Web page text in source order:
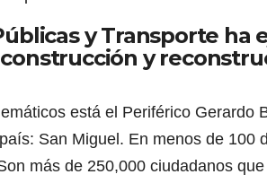
y Transporte ha
y
está el Periférico Gerardo
San Miguel. En menos de 100
más de 250,000 ciudadanos